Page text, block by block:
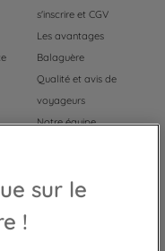
s'inscrire et CGV
Les avantages
Balaguère
Qualité et avis de
voyageurs
Notre équipe
sur le
!